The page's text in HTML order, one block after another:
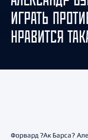
ИГРАТЬ
НРАВИТСЯ
Форвард ?Ак Барса?